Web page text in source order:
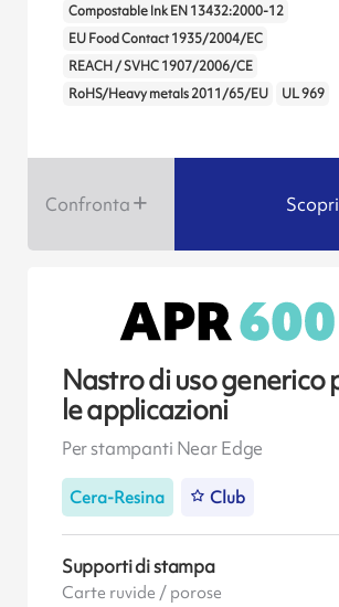
Compostable Ink EN 13432:2000-12
EU Food Contact 1935/2004/EC
REACH / SVHC 1907/2006/CE
RoHS/Heavy metals 2011/65/EU
UL 969
Confronta Scopri
Nastro di uso generico
le applicazioni
Per stampanti Near Edge
Cera-Resina Club
Supporti di stampa
Carte ruvide / porose